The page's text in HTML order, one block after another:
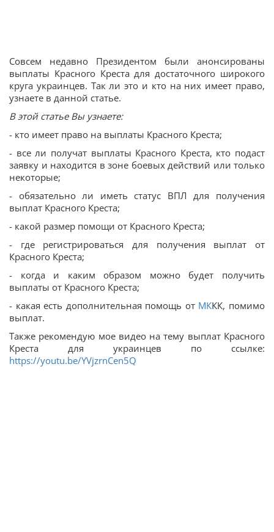
Совсем недавно Президентом были анонсированы
выплаты Красного Креста для достаточного широкого
круга украинцев. Так ли это и кто на них имеет право,
узнаете в данной статье.
В этой статье Вы узнаете:
- кто имеет право на выплаты Красного Креста;
- все ли получат выплаты Красного Креста, кто подаст
заявку и находится в зоне боевых действий или только
некоторые;
- обязательно ли иметь статус ВПЛ для получения
выплат Красного Креста;
- какой размер помощи от Красного Креста;
- где регистрироваться для получения выплат от
Красного Креста;
- когда и каким образом можно будет получить
выплаты от Красного Креста;
- какая есть дополнительная помощь от МККК, помимо
выплат.
Также рекомендую мое видео на тему выплат Красного
Креста для украинцев по ссылке:
https://youtu.be/YVjzrnCen5Q